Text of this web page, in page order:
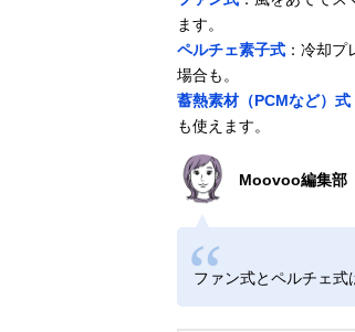
ます。
ペルチェ素子式：冷却プ
場合も。
蓄熱素材（PCMなど）式
も使えます。
Moovoo編集部
ファン式とペルチェ式